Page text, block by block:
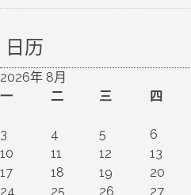
日历
2026年 8月
一
二 三 四
3
4 5 6
10
11 12 13
17
18 19 20
24
25 26 27